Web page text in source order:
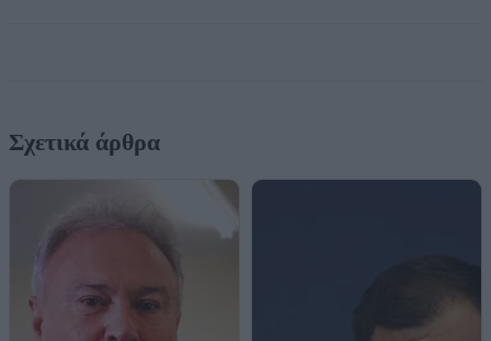
Σχετικά άρθρα